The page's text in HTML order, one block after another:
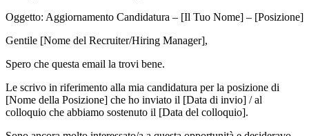
Oggetto: Aggiornamento Candidatura – [Il Tuo Nome] – [Posizione]
Gentile [Nome del Recruiter/Hiring Manager],
Spero che questa email la trovi bene.
Le scrivo in riferimento alla mia candidatura per la posizione di
[Nome della Posizione] che ho inviato il [Data di invio] / al
colloquio che abbiamo sostenuto il [Data del colloquio].